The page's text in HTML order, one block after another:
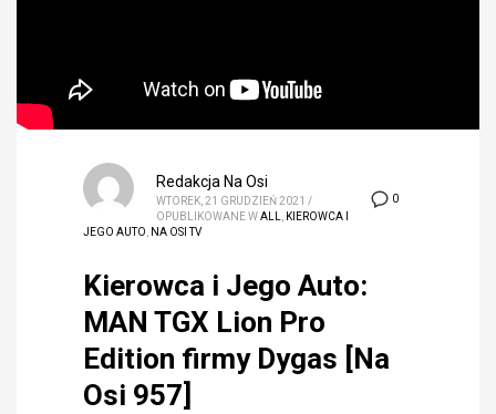
0
Redakcja Na Osi
WTOREK, 21 GRUDZIEŃ 2021 /
OPUBLIKOWANE WALL
KIEROWCA I
JEGO AUTO
NA OSI TV
Kierowca i Jego Auto:
MAN TGX Lion Pro
Edition firmy Dygas [Na
Osi 957]